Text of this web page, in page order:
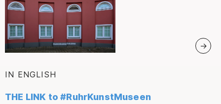
IN ENGLISH
THE LINK to #RuhrKunstMuseen